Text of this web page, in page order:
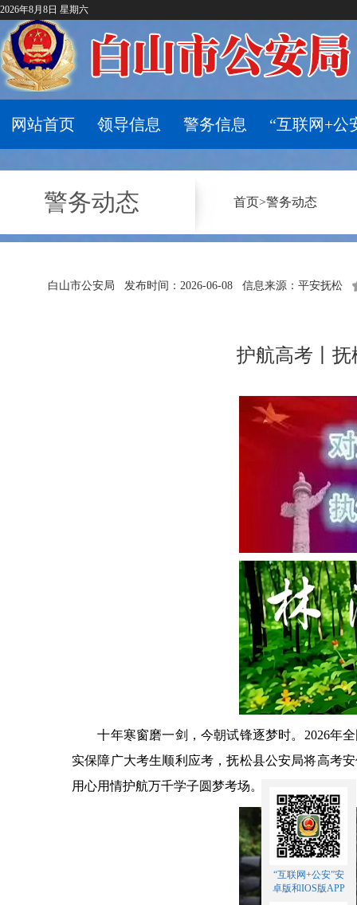
2026年8月8日 星期六
网站首页 领导信息 警务信息 “互联网+公
警务动态 首页>警务动态
白山市公安局 发布时间：2026-06-08 信息来源：平安抚松
护航高考丨
十年寒窗磨一剑，今朝试锋逐梦时。2026年全
实保障广大考生顺利应考，抚松县公安局将高考
用心用情护航万千学子圆梦考场。
“互联网+公安”安
卓版和IOS版APP